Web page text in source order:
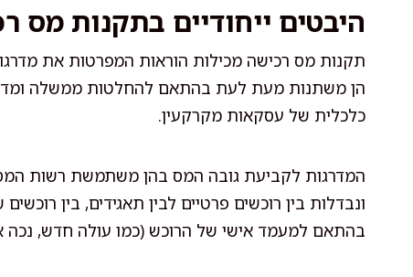
היבטים ייחודיים בתקנות מס
תקנות מס רכישה מכילות הוראות המפרטות את
הן משתנות מעת לעת בהתאם להחלטות ממשלה
כלכלית של עסקאות מקרקעין.
המדרגות לקביעת גובה המס בהן משתמשת רשות
ונבדלות בין רוכשים פרטיים לבין תאגידים, בין
בהתאם למעמד אישי של הרוכש (כמו עולה חדש, נכה